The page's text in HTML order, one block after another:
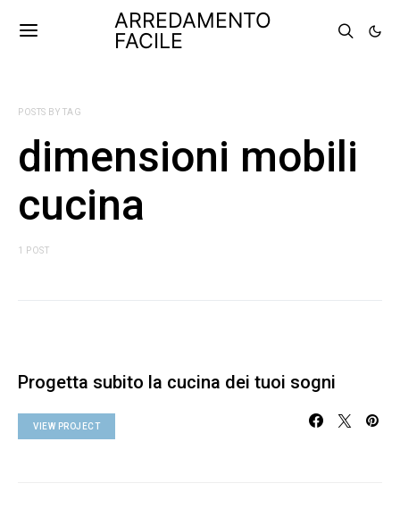
ARREDAMENTO
FACILE
POSTS BY TAG
dimensioni mobili
cucina
1 POST
Progetta subito la cucina dei tuoi sogni
VIEW PROJECT